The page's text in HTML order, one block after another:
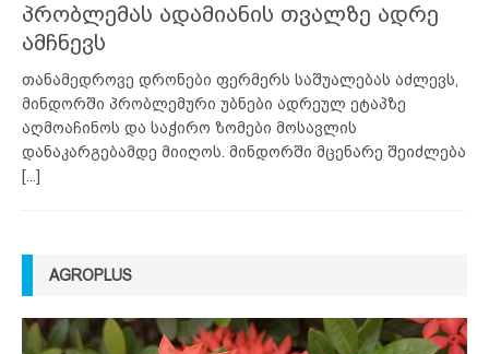
პრობლემას ადამიანის თვალზე ადრე
ამჩნევს
თანამედროვე დრონები ფერმერს საშუალებას აძლევს,
მინდორში პრობლემური უბნები ადრეულ ეტაპზე
აღმოაჩინოს და საჭირო ზომები მოსავლის
დანაკარგებამდე მიიღოს. მინდორში მცენარე შეიძლება
[...]
AGROPLUS